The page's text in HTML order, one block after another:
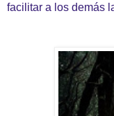
facilitar a los demás